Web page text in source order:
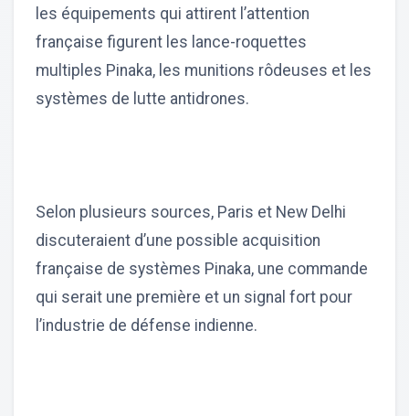
les équipements qui attirent l’attention
française figurent les lance-roquettes
multiples Pinaka, les munitions rôdeuses et les
systèmes de lutte antidrones.
Selon plusieurs sources, Paris et New Delhi
discuteraient d’une possible acquisition
française de systèmes Pinaka, une commande
qui serait une première et un signal fort pour
l’industrie de défense indienne.